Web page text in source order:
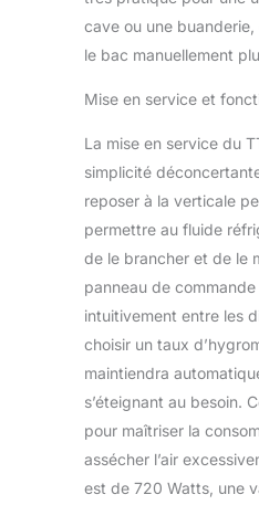
cave ou une
le bac manuellement
Mise en service et
La mise en service du
simplicité
reposer à la verticale
permettre au fluide
de le brancher et de le
panneau de
intuitivement entre les
choisir un taux
maintiendra
s’éteignant au besoin.
pour maîtriser la
assécher l’air
est de 720 Watts, une